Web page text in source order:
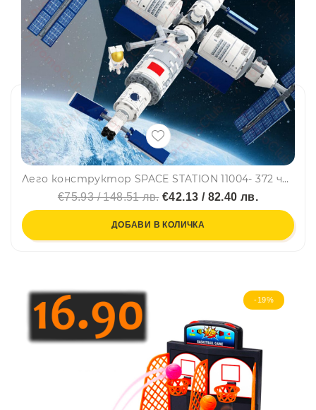
Лего конструктор SPACE STATION 11004- 372 части, GUDI, 6+
€75.93 / 148.51 лв.€42.13 / 82.40 лв.
ДОБАВИ В КОЛИЧКА
-19%